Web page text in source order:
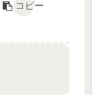
コピー